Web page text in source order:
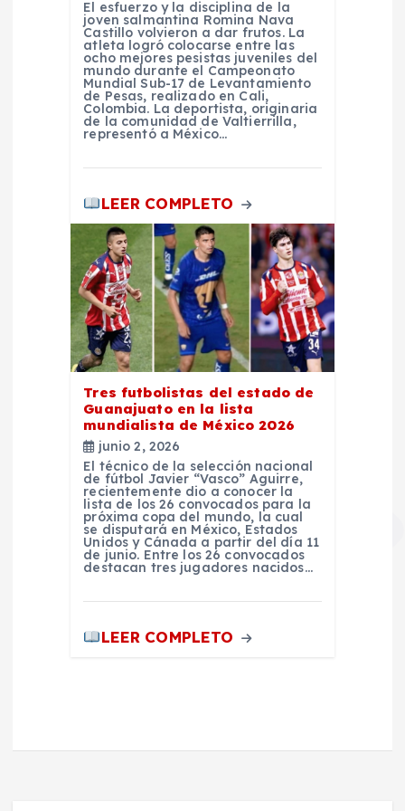
El esfuerzo y la disciplina de la
joven salmantina Romina Nava
Castillo volvieron a dar frutos. La
atleta logró colocarse entre las
ocho mejores pesistas juveniles del
mundo durante el Campeonato
Mundial Sub-17 de Levantamiento
de Pesas, realizado en Cali,
Colombia. La deportista, originaria
de la comunidad de Valtierrilla,
representó a México…
LEER COMPLETO
Tres futbolistas del estado de
Guanajuato en la lista
mundialista de México 2026
junio 2, 2026
El técnico de la selección nacional
de fútbol Javier “Vasco” Aguirre,
recientemente dio a conocer la
lista de los 26 convocados para la
próxima copa del mundo, la cual
se disputará en México, Estados
Unidos y Cánada a partir del día 11
de junio. Entre los 26 convocados
destacan tres jugadores nacidos…
LEER COMPLETO